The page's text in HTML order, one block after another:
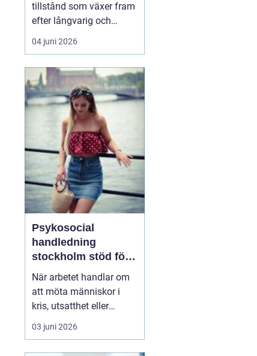
tillstånd som växer fram
efter långvarig och
upprepad utsatthet, ofta
i relationer som skulle
känner sig förvirrade,
skamsna eller svaga när
kropp och psyke
reagerar starkare än vad
situationen verkar
motivera. ...
04 juni 2026
Psykosocial
handledning
stockholm stöd för
hållbart arbete med
människor
När arbetet handlar om
att möta människor i
kris, utsatthet eller
beroende prövas både
yrkesrollen och den egna
03 juni 2026